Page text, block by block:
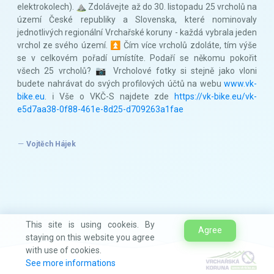
elektrokolech). ⛰️ Zdolávejte až do 30. listopadu 25 vrcholů na
území České republiky a Slovenska, které nominovaly
jednotlivých regionální Vrchařské koruny - každá vybrala jeden
vrchol ze svého území. ⏫ Čím více vrcholů zdoláte, tím výše
se v celkovém pořadí umístíte. Podaří se někomu pokořit
všech 25 vrcholů? 📷 Vrcholové fotky si stejně jako vloni
budete nahrávat do svých profilových účtů na webu www.vk-
bike.eu . ℹ️ Vše o VKČ-S najdete zde
https://vk-bike.eu/vk-
e5d7aa38-0f88-461e-8d25-d709263a1fae
Vojtěch Hájek
This site is using cookeis. By
staying on this website you agree
with use of cookies.
See more informations
Agree